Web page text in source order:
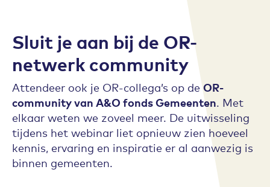
Sluit je aan bij de OR-
netwerk community
Attendeer ook je OR-collega’s op deOR-
community van A&O fonds Gemeenten . Met
elkaar weten we zoveel meer. De uitwisseling
tijdens het webinar liet opnieuw zien hoeveel
kennis, ervaring en inspiratie er al aanwezig is
binnen gemeenten.